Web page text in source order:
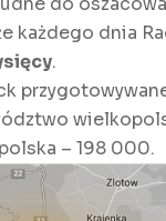
każdego dnia
.
– 198 000.